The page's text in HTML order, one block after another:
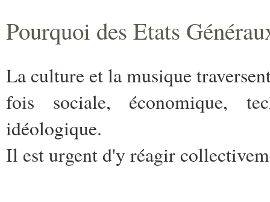
Pourquoi des Etats
La culture et la musique
fois sociale, économique,
idéologique.
Il est urgent d'y réagir